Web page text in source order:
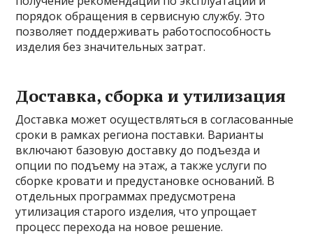
порядок обращения в сервисную службу. Это
позволяет поддерживать работоспособность
изделия без значительных затрат.
Доставка, сборка и утилизация
Доставка может осуществляться в согласованные
сроки в рамках региона поставки. Варианты
включают базовую доставку до подъезда и
опции по подъему на этаж, а также услуги по
сборке кровати и предустановке оснований. В
отдельных программах предусмотрена
утилизация старого изделия, что упрощает
процесс перехода на новое решение.